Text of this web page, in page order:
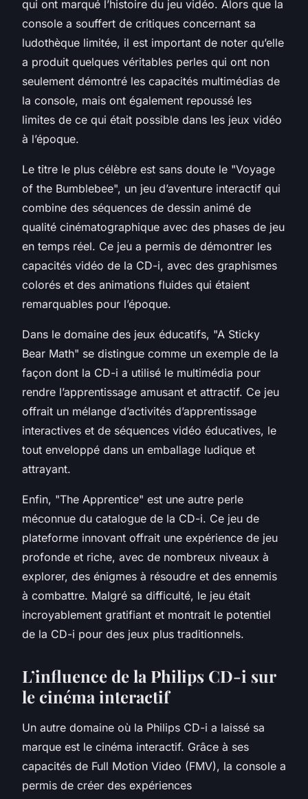
qui ont marqué l’histoire du jeu vidéo. Alors que la
console a souffert de critiques concernant sa
ludothèque limitée, il est important de noter qu’elle
a produit quelques véritables perles qui ont non
seulement démontré les capacités multimédias de
la console, mais ont également repoussé les
limites de ce qui était possible dans les jeux vidéo
à l’époque.
Le titre le plus célèbre est sans doute le "Voyage
of the Bumblebee", un jeu d’aventure interactif qui
combine des séquences de dessin animé de
qualité cinématographique avec des phases de jeu
en temps réel. Ce jeu a permis de démontrer les
capacités vidéo de la CD-i, avec des graphismes
colorés et des animations fluides qui étaient
remarquables pour l’époque.
Dans le domaine des jeux éducatifs, "A Sticky
Bear Math" se distingue comme un exemple de la
façon dont la CD-i a utilisé le multimédia pour
rendre l’apprentissage amusant et attractif. Ce jeu
offrait un mélange d’activités d’apprentissage
interactives et de séquences vidéo éducatives, le
tout enveloppé dans un emballage ludique et
attrayant.
Enfin, "The Apprentice" est une autre perle
méconnue du catalogue de la CD-i. Ce jeu de
plateforme innovant offrait une expérience de jeu
profonde et riche, avec de nombreux niveaux à
explorer, des énigmes à résoudre et des ennemis
à combattre. Malgré sa difficulté, le jeu était
incroyablement gratifiant et montrait le potentiel
de la CD-i pour des jeux plus traditionnels.
L’influence de la Philips CD-i sur
le cinéma interactif
Un autre domaine où la Philips CD-i a laissé sa
marque est le cinéma interactif. Grâce à ses
capacités de Full Motion Video (FMV), la console a
permis de créer des expériences